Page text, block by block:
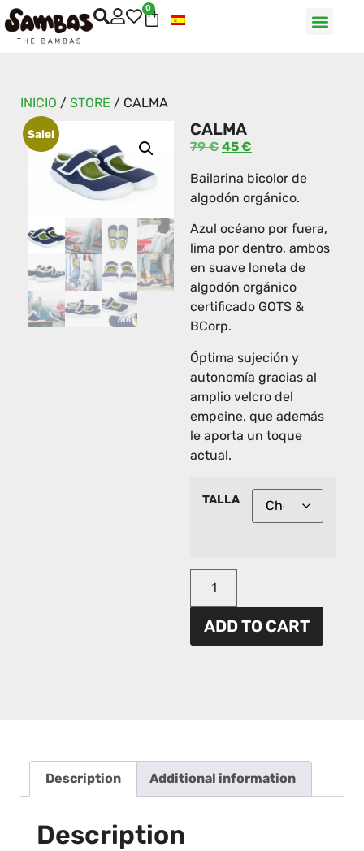
0
INICIO / STORE / CALMA
Sale! CALMA
79€ 45€
Bailarina bicolor de
algodón orgánico.
Azul océano por fuera,
lima por dentro, ambos
en suave loneta de
algodón orgánico
certificado GOTS &
BCorp.
Óptima sujeción y
autonomía gracias al
amplio velcro del
empeine, que además
le aporta un toque
actual.
TALLA
ADD TO CART
Description Additional information
Description